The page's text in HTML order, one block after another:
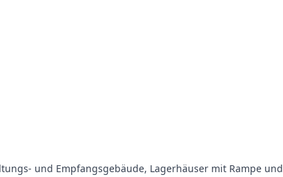
und Empfangsgebäude, Lagerhäuser mit Rampe und